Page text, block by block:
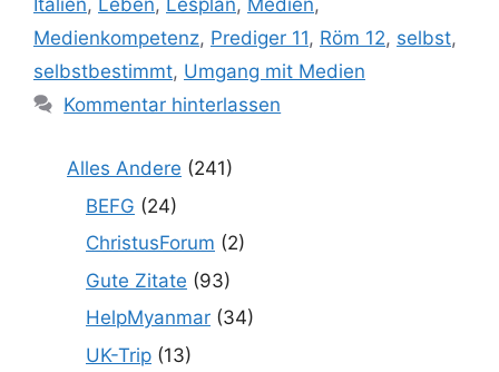
Italien, Leben, Lesplan, Medien,
Medienkompetenz, Prediger 11, Röm 12, selbst,
selbstbestimmt, Umgang mit Medien
Kommentar hinterlassen
Alles Andere (241)
BEFG (24)
ChristusForum (2)
Gute Zitate (93)
HelpMyanmar (34)
UK-Trip (13)